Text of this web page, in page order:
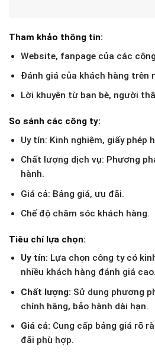
Tham khảo thông tin:
Website, fanpage của các
Đánh giá của khách hàng trên
Lời khuyên từ bạn bè, người
So sánh các công ty:
Uy tín: Kinh nghiệm, giấy phép
Chất lượng dịch vụ: Phương
hành.
Giá cả: Bảng giá, ưu đãi.
Chế độ chăm sóc khách hàng.
Tiêu chí lựa chọn:
Uy tín: Lựa chọn công ty có
nhiều khách hàng đánh giá cao.
Chất lượng: Sử dụng phương
chính hãng, bảo hành dài hạn.
Giá cả: Cung cấp bảng giá rõ
đãi phù hợp.